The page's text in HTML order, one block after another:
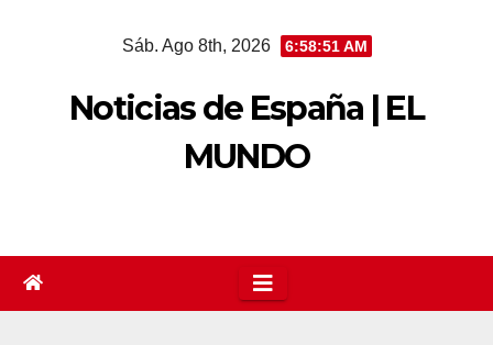
Sáb. Ago 8th, 2026 6:58:52 AM
Noticias de España | EL
MUNDO